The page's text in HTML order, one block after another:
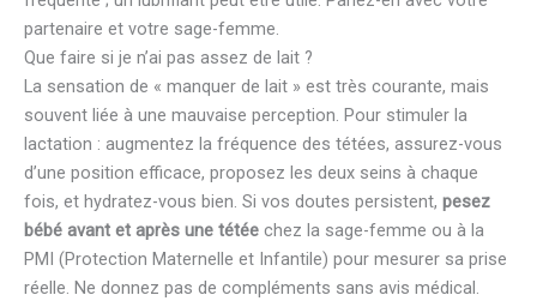
partenaire et votre sage-femme.
Que faire si je n’ai pas assez de lait ?
La sensation de « manquer de lait » est très courante, mais
souvent liée à une mauvaise perception. Pour stimuler la
lactation : augmentez la fréquence des tétées, assurez-vous
d’une position efficace, proposez les deux seins à chaque
fois, et hydratez-vous bien. Si vos doutes persistent, pesez
bébé avant et après une tétée chez la sage-femme ou à la
PMI (Protection Maternelle et Infantile) pour mesurer sa prise
réelle. Ne donnez pas de compléments sans avis médical.